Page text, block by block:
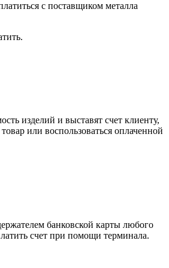
с поставщиком металла
изделий и выставят счет клиенту,
или воспользоваться оплаченной
банковской карты любого
счет при помощи терминала.